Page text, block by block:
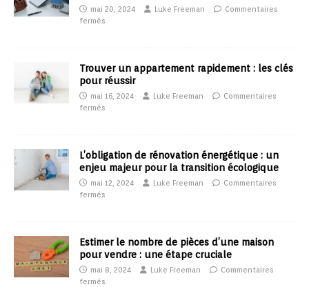
mai 20, 2024 Luke Freeman
Commentaires
fermés
Trouver un appartement rapidement : les clés
pour réussir
mai 16, 2024 Luke Freeman
Commentaires
fermés
L’obligation de rénovation énergétique : un
enjeu majeur pour la transition écologique
mai 12, 2024 Luke Freeman
Commentaires
fermés
Estimer le nombre de pièces d’une maison
pour vendre : une étape cruciale
mai 8, 2024 Luke Freeman
Commentaires
fermés